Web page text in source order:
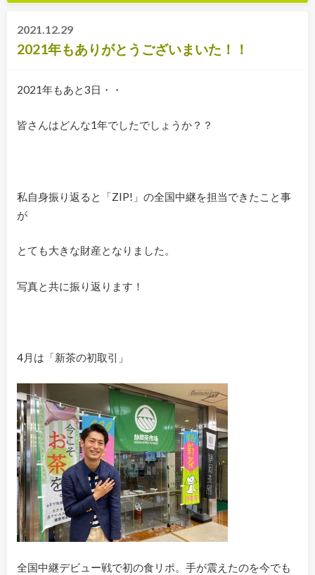
2021.12.29
2021年もありがとうございまいた！！
2021年もあと3日・・
皆さんはどんな1年でしたでしょうか？？
私自身振り返ると「ZIP!」の全国中継を担当できたこと事
が
とても大きな財産となりました。
写真と共に振り返ります！
4月は「新茶の初取引」
全国中継デビュー戦で初の食リポ。手が震えたのを今でも